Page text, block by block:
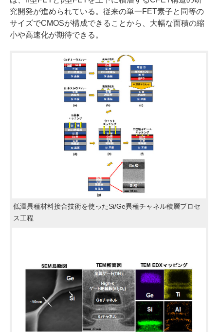
究開発が進められている。従来の単一FET素子と同等の
サイズでCMOSが構成できることから、大幅な面積の縮
小や高速化が期待できる。
低温異種材料接合技術を使ったSi/Ge異種チャネル積層プロセ
ス工程